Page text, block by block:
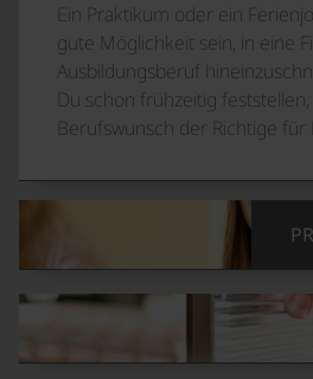
Ein Praktikum oder ein
gute Möglichkeit sein, in eine
Ausbildungsberuf
Du schon frühzeitig
Berufswunsch der Richtige für